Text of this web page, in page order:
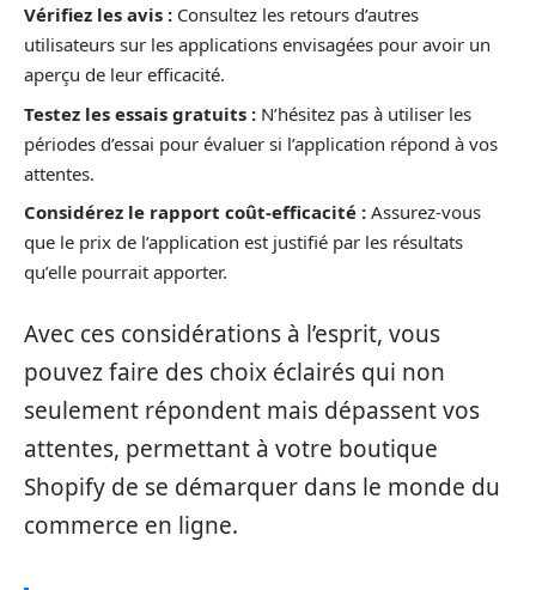
Vérifiez les avis : Consultez les retours d’autres
utilisateurs sur les applications envisagées pour avoir un
aperçu de leur efficacité.
Testez les essais gratuits : N’hésitez pas à utiliser les
périodes d’essai pour évaluer si l’application répond à vos
attentes.
Considérez le rapport coût-efficacité : Assurez-vous
que le prix de l’application est justifié par les résultats
qu’elle pourrait apporter.
Avec ces considérations à l’esprit, vous
pouvez faire des choix éclairés qui non
seulement répondent mais dépassent vos
attentes, permettant à votre boutique
Shopify de se démarquer dans le monde du
commerce en ligne.